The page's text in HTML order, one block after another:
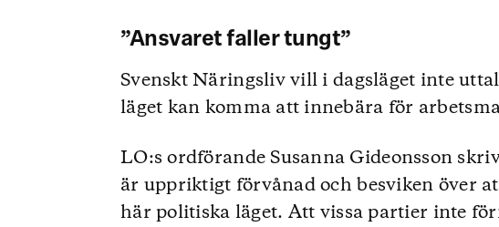
”Ansvaret faller tungt”
Svenskt Näringsliv vill i dagsläget inte
läget kan komma att innebära för
LO:s ordförande Susanna Gideonsson
är uppriktigt förvånad och besviken över
här politiska läget. Att vissa partier inte